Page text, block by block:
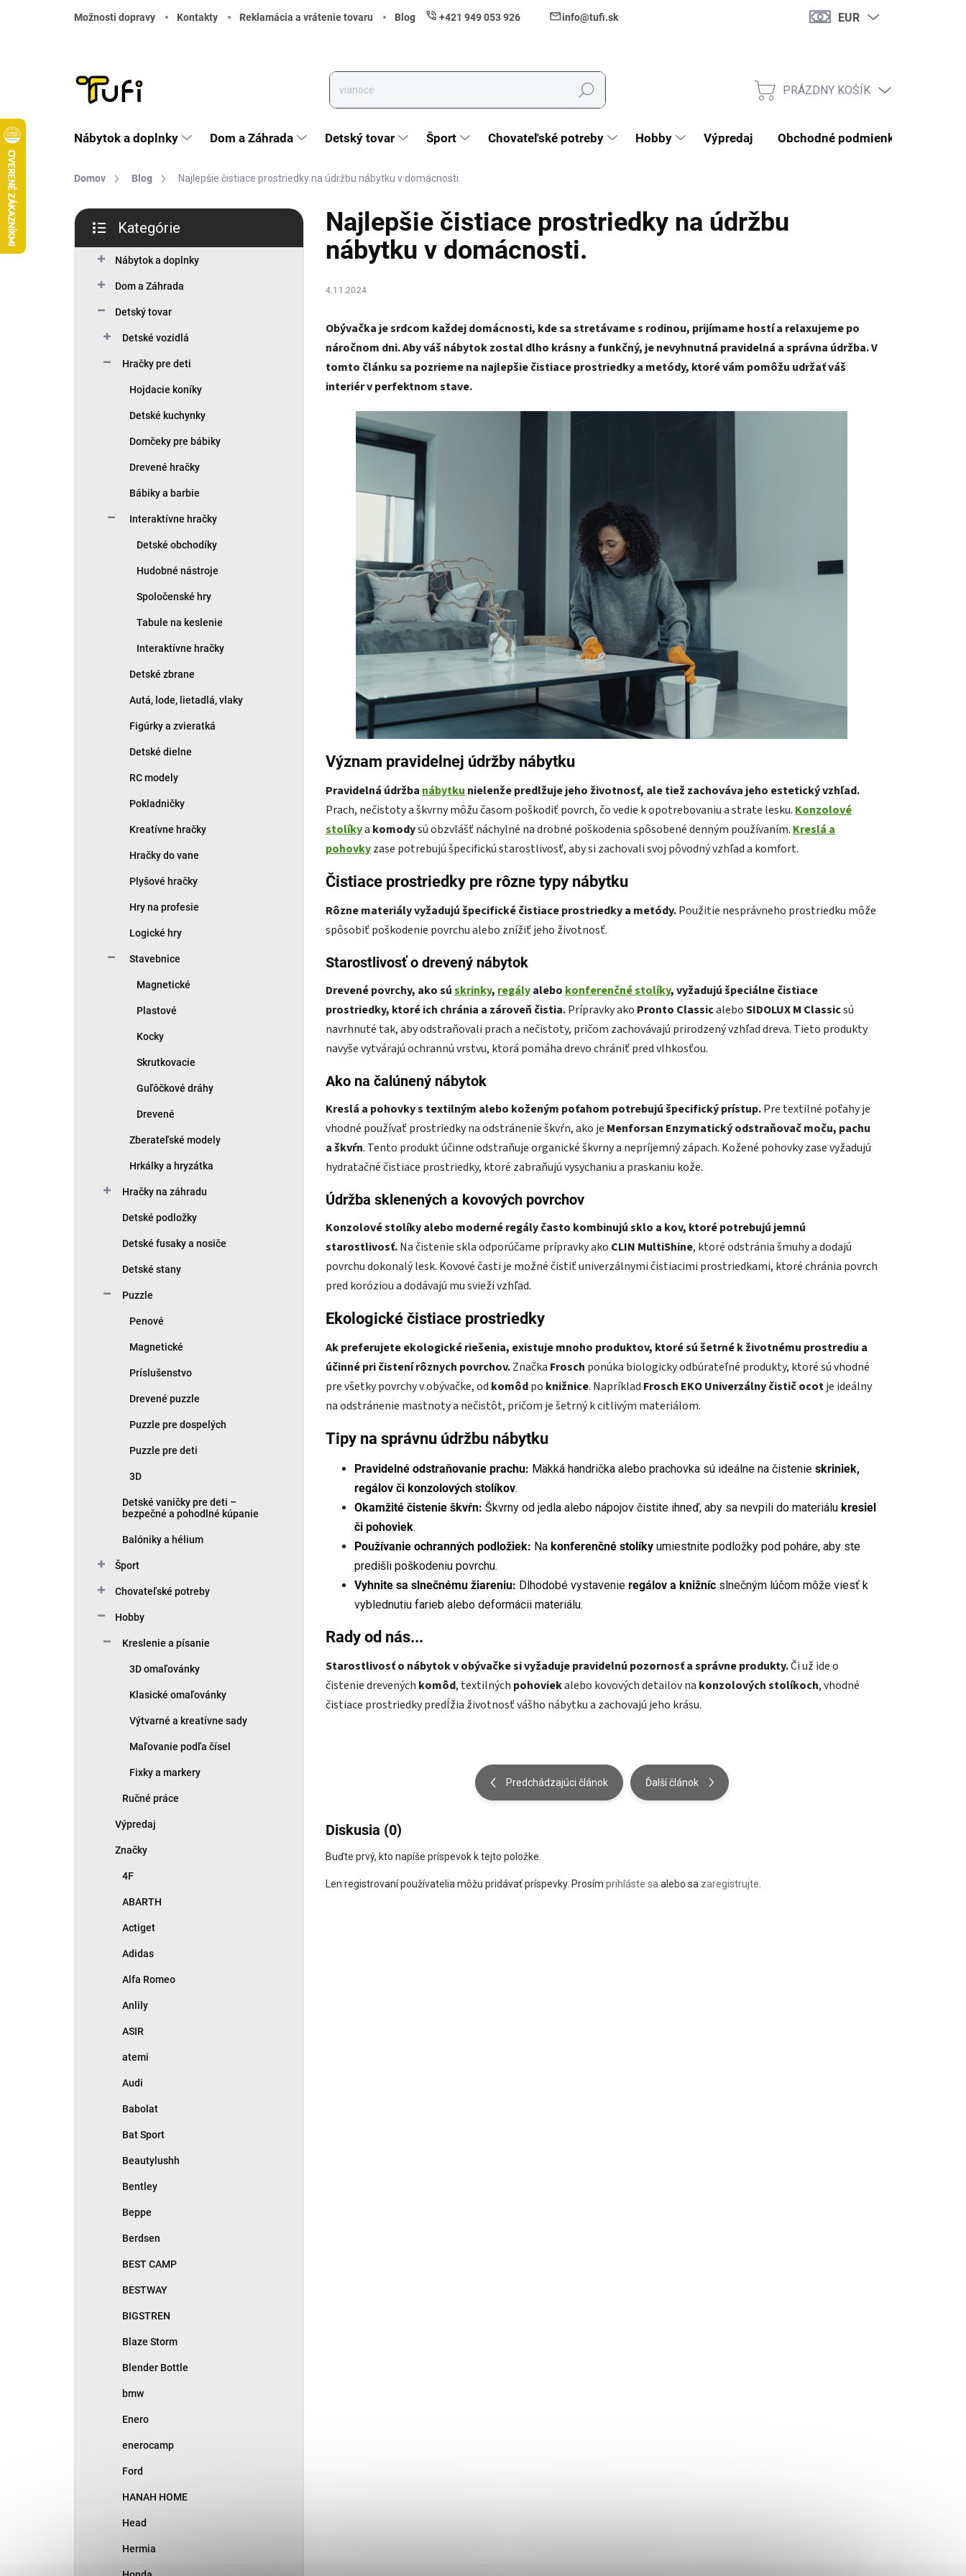
Možnosti dopravy
Kontakty Reklamácia a vrátenie tovaru Blog +421 949 053 926 info@tufi.sk EUR
Hľadať NÁKUPNÝ KOŠÍK
PRÁZDNY KOŠÍK
Nábytok a doplnky Dom a Záhrada Detský tovar Šport Chovateľské potreby Hobby Výpredaj Obchodné podmienky
Domov Blog Najlepšie čistiace prostriedky na údržbu nábytku v domácnosti.
Bočný panel
Preskočiť kategórie
Kategórie
Nábytok a doplnky
Dom a Záhrada
Detský tovar
Detské vozidlá
Hračky pre deti
Hojdacie koníky
Detské kuchynky
Domčeky pre bábiky
Drevené hračky
Bábiky a barbie
Interaktívne hračky
Detské obchodíky
Hudobné nástroje
Spoločenské hry
Tabule na keslenie
Interaktívne hračky
Detské zbrane
Autá, lode, lietadlá, vlaky
Figúrky a zvieratká
Detské dielne
RC modely
Pokladničky
Kreatívne hračky
Hračky do vane
Plyšové hračky
Hry na profesie
Logické hry
Stavebnice
Magnetické
Plastové
Kocky
Skrutkovacie
Guľôčkové dráhy
Drevené
Zberateľské modely
Hrkálky a hryzátka
Hračky na záhradu
Detské podložky
Detské fusaky a nosiče
Detské stany
Puzzle
Penové
Magnetické
Príslušenstvo
Drevené puzzle
Puzzle pre dospelých
Puzzle pre deti
3D
Detské vaničky pre deti –
bezpečné a pohodlné kúpanie
Balóniky a hélium
Šport
Chovateľské potreby
Hobby
Kreslenie a písanie
3D omaľovánky
Klasické omaľovánky
Výtvarné a kreatívne sady
Maľovanie podľa čísel
Fixky a markery
Ručné práce
Výpredaj
Značky
4F
ABARTH
Actiget
Adidas
Alfa Romeo
Anlily
ASIR
atemi
Audi
Babolat
Bat Sport
Beautylushh
Bentley
Beppe
Berdsen
BEST CAMP
BESTWAY
BIGSTREN
Blaze Storm
Blender Bottle
bmw
Enero
enerocamp
Ford
HANAH HOME
Head
Hermia
Najlepšie čistiace prostriedky na údržbu
nábytku v domácnosti.
4.11.2024
Obývačka je srdcom každej domácnosti, kde sa stretávame s rodinou, prijímame hostí a relaxujeme po
náročnom dni. Aby váš nábytok zostal dlho krásny a funkčný, je nevyhnutná pravidelná a správna údržba. V
tomto článku sa pozrieme na najlepšie čistiace prostriedky a metódy, ktoré vám pomôžu udržať váš
interiér v perfektnom stave.
Význam pravidelnej údržby nábytku
Pravidelná údržba nábytku nielenže predlžuje jeho životnosť, ale tiež zachováva jeho estetický vzhľad.
Prach, nečistoty a škvrny môžu časom poškodiť povrch, čo vedie k opotrebovaniu a strate lesku. Konzolové
stolíkya komodysú obzvlášť náchylné na drobné poškodenia spôsobené denným používaním. Kreslá a
pohovkyzase potrebujú špecifickú starostlivosť, aby si zachovali svoj pôvodný vzhľad a komfort.
Čistiace prostriedky pre rôzne typy nábytku
Rôzne materiály vyžadujú špecifické čistiace prostriedky a metódy.Použitie nesprávneho prostriedku môže
spôsobiť poškodenie povrchu alebo znížiť jeho životnosť.
Starostlivosť o drevený nábytok
Drevené povrchy, ako súskrinky, regályalebo konferenčné stolíky, vyžadujú špeciálne čistiace
prostriedky, ktoré ich chránia a zároveň čistia.Prípravky ako Pronto ClassicaleboSIDOLUX M Classicsú
navrhnuté tak, aby odstraňovali prach a nečistoty, pričom zachovávajú prirodzený vzhľad dreva. Tieto produkty
navyše vytvárajú ochrannú vrstvu, ktorá pomáha drevo chrániť pred vlhkosťou.
Ako na čalúnený nábytok
Kreslá a pohovky s textilným alebo koženým poťahom potrebujú špecifický prístup.Pre textilné poťahy je
vhodné používať prostriedky na odstránenie škvŕn, ako je Menforsan Enzymatický odstraňovač moču, pachu
a škvŕn. Tento produkt účinne odstraňuje organické škvrny a nepríjemný zápach. Kožené pohovky zase vyžadujú
hydratačné čistiace prostriedky, ktoré zabraňujú vysychaniu a praskaniu kože.
Údržba sklenených a kovových povrchov
Konzolové stolíky alebo moderné regály často kombinujú sklo a kov, ktoré potrebujú jemnú
starostlivosť.Na čistenie skla odporúčame prípravky ako CLIN MultiShine, ktoré odstránia šmuhy a dodajú
povrchu dokonalý lesk. Kovové časti je možné čistiť univerzálnymi čistiacimi prostriedkami, ktoré chránia povrch
pred koróziou a dodávajú mu svieži vzhľad.
Ekologické čistiace prostriedky
Ak preferujete ekologické riešenia, existuje mnoho produktov, ktoré sú šetrné k životnému prostrediu a
účinné pri čistení rôznych povrchov.Značka Frosch ponúka biologicky odbúrateľné produkty, ktoré sú vhodné
pre všetky povrchy v obývačke, od komôdpo knižnice. Napríklad Frosch EKO Univerzálny čistič ocotje ideálny
na odstránenie mastnoty a nečistôt, pričom je šetrný k citlivým materiálom.
Tipy na správnu údržbu nábytku
Pravidelné odstraňovanie prachu: Mäkká handrička alebo prachovka sú ideálne na čistenie skriniek,
regálov či konzolových stolíkov.
Okamžité čistenie škvŕn: Škvrny od jedla alebo nápojov čistite ihneď, aby sa nevpili do materiálu kresiel
či pohoviek.
Používanie ochranných podložiek: Na konferenčné stolíky umiestnite podložky pod poháre, aby ste
predišli poškodeniu povrchu.
Vyhnite sa slnečnému žiareniu: Dlhodobé vystavenie regálov a knižníc slnečným lúčom môže viesť k
vyblednutiu farieb alebo deformácii materiálu.
Rady od nás...
Starostlivosť o nábytok v obývačke si vyžaduje pravidelnú pozornosť a správne produkty.Či už ide o
čistenie drevených komôd, textilných pohoviekalebo kovových detailov na konzolových stolíkoch, vhodné
čistiace prostriedky predĺžia životnosť vášho nábytku a zachovajú jeho krásu.
Predchádzajúci článok Ďalší článok
Diskusia (0)
Buďte prvý, kto napíše príspevok k tejto položke.
Len registrovaní používatelia môžu pridávať príspevky. Prosím prihláste sa alebo sa zaregistrujte